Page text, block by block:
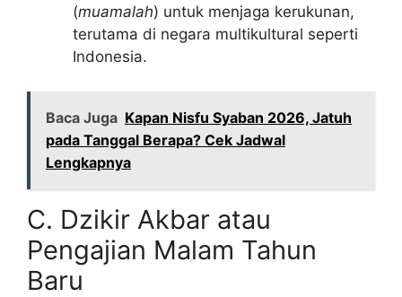
(muamalah) untuk menjaga kerukunan,
terutama di negara multikultural seperti
Indonesia.
Baca Juga Kapan Nisfu Syaban 2026, Jatuh
pada Tanggal Berapa? Cek Jadwal
Lengkapnya
C. Dzikir Akbar atau
Pengajian Malam Tahun
Baru